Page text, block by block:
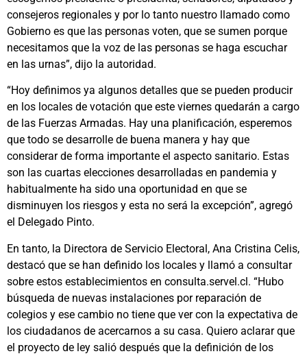
consejeros regionales y por lo tanto nuestro llamado como
Gobierno es que las personas voten, que se sumen porque
necesitamos que la voz de las personas se haga escuchar
en las urnas”, dijo la autoridad.
“Hoy definimos ya algunos detalles que se pueden producir
en los locales de votación que este viernes quedarán a cargo
de las Fuerzas Armadas. Hay una planificación, esperemos
que todo se desarrolle de buena manera y hay que
considerar de forma importante el aspecto sanitario. Estas
son las cuartas elecciones desarrolladas en pandemia y
habitualmente ha sido una oportunidad en que se
disminuyen los riesgos y esta no será la excepción”, agregó
el Delegado Pinto.
En tanto, la Directora de Servicio Electoral, Ana Cristina Celis,
destacó que se han definido los locales y llamó a consultar
sobre estos establecimientos en consulta.servel.cl. “Hubo
búsqueda de nuevas instalaciones por reparación de
colegios y ese cambio no tiene que ver con la expectativa de
los ciudadanos de acercarnos a su casa. Quiero aclarar que
el proyecto de ley salió después que la definición de los